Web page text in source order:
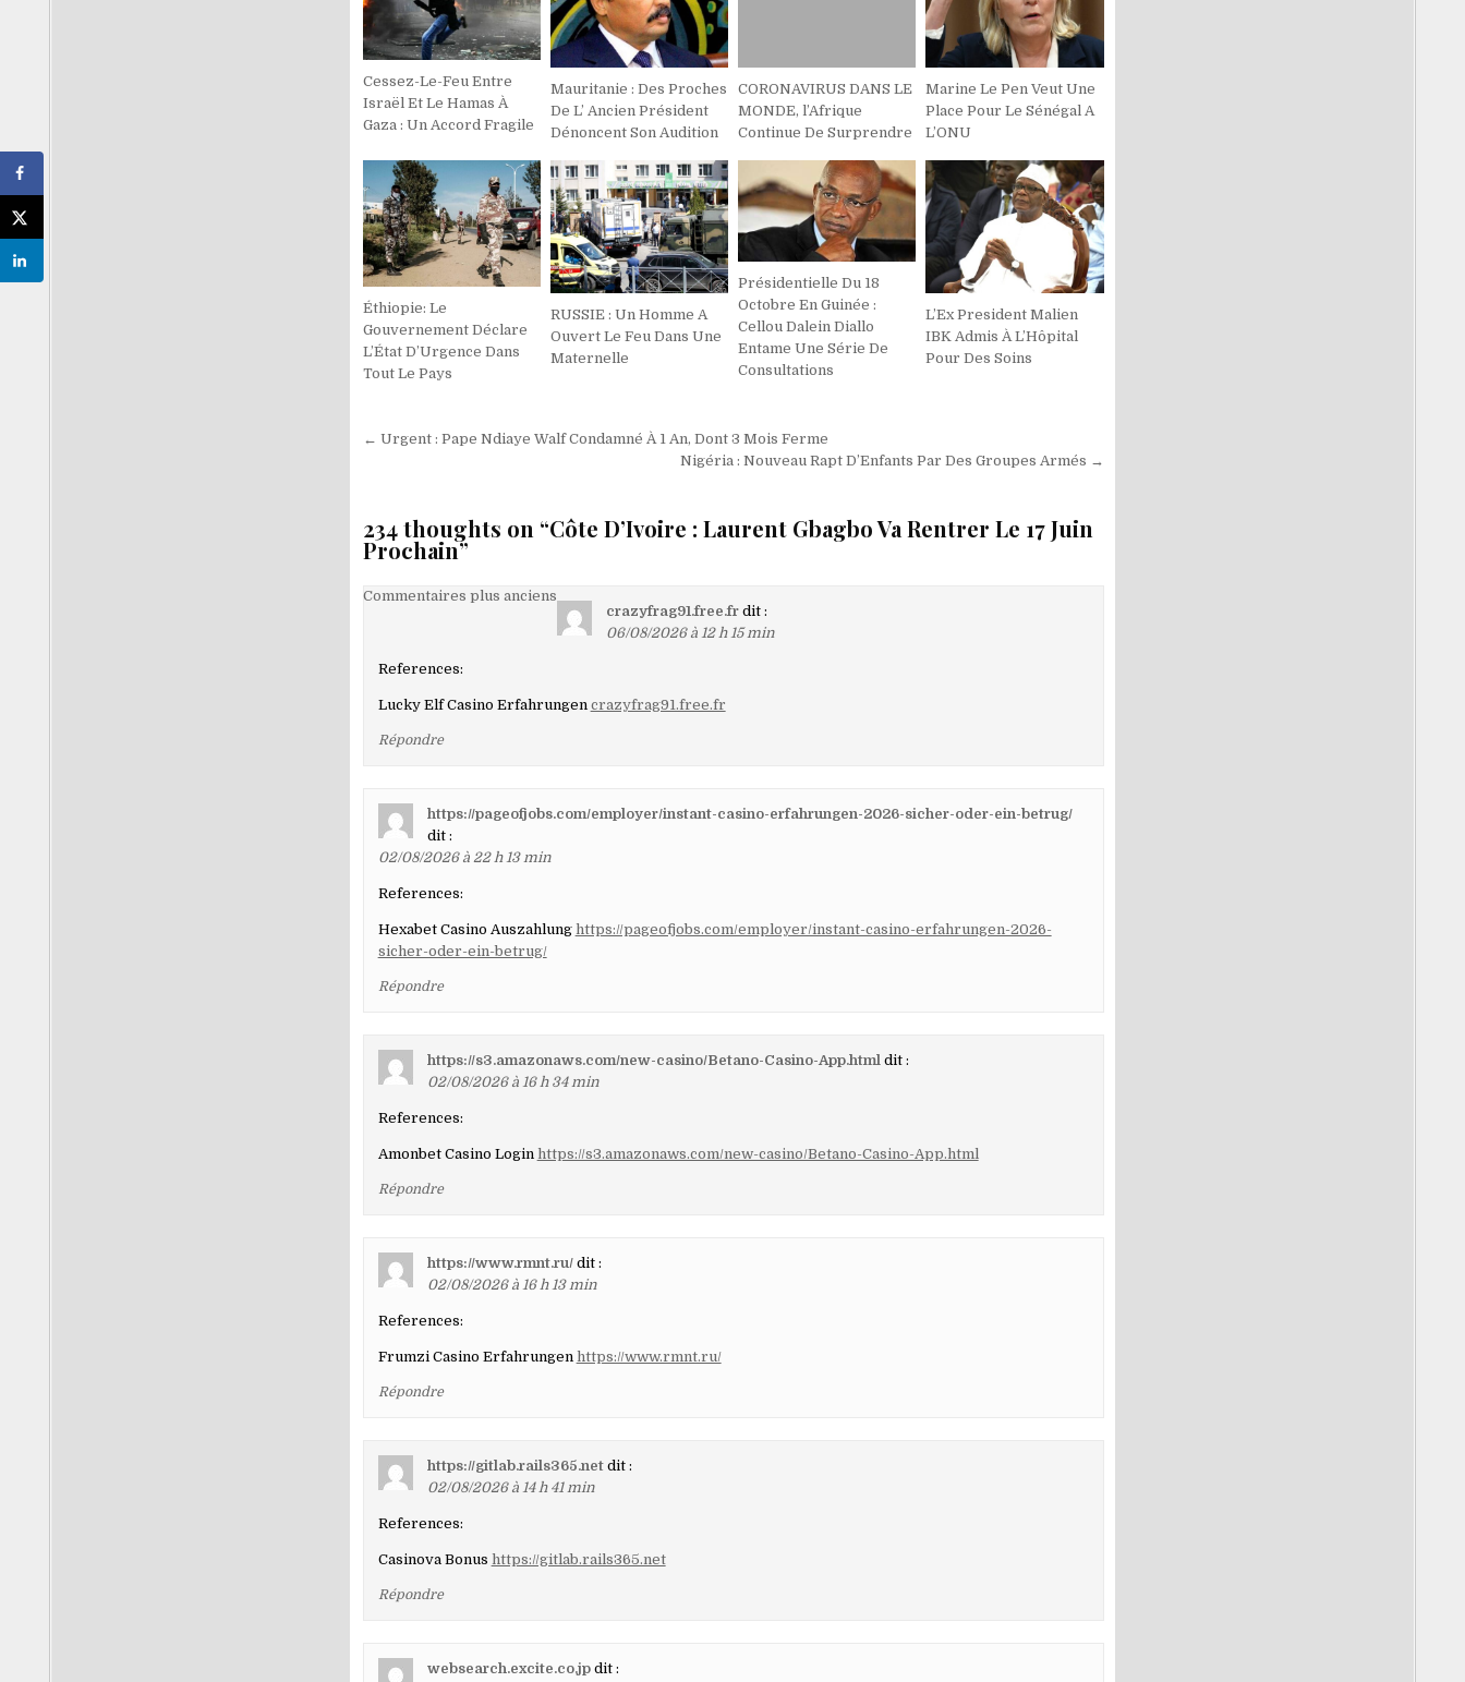
Cessez-Le-Feu Entre
Israël Et Le Hamas À
Gaza : Un Accord Fragile
Mauritanie : Des Proches
De L’ Ancien Président
Dénoncent Son Audition
CORONAVIRUS DANS LE
MONDE, l’Afrique
Continue De Surprendre
Marine Le Pen Veut Une
Place Pour Le Sénégal A
L’ONU
Éthiopie: Le
Gouvernement Déclare
L’État D’Urgence Dans
Tout Le Pays
RUSSIE : Un Homme A
Ouvert Le Feu Dans Une
Maternelle
Présidentielle Du 18
Octobre En Guinée :
Cellou Dalein Diallo
Entame Une Série De
Consultations
L’Ex President Malien
IBK Admis À L’Hôpital
Pour Des Soins
Navigation
← Urgent : Pape Ndiaye Walf Condamné À 1 An, Dont 3 Mois Ferme
Nigéria : Nouveau Rapt D’Enfants Par Des Groupes Armés →
234 thoughts on “Côte D’Ivoire : Laurent Gbagbo Va Rentrer Le 17 Juin
Prochain”
Navigation
les
commentaires
Commentaires plus anciens
crazyfrag91.free.fr dit :
06/08/2026 à 12 h 15 min
References:
Lucky Elf Casino Erfahrungen crazyfrag91.free.fr
Répondre
https://pageofjobs.com/employer/instant-casino-erfahrungen-2026-sicher-oder-ein-betrug/
dit :
02/08/2026 à 22 h 13 min
References:
Hexabet Casino Auszahlung https://pageofjobs.com/employer/instant-casino-erfahrungen-2026-
sicher-oder-ein-betrug/
Répondre
https://s3.amazonaws.com/new-casino/Betano-Casino-App.html dit :
02/08/2026 à 16 h 34 min
References:
Amonbet Casino Login https://s3.amazonaws.com/new-casino/Betano-Casino-App.html
Répondre
https://www.rmnt.ru/ dit :
02/08/2026 à 16 h 13 min
References:
Frumzi Casino Erfahrungen https://www.rmnt.ru/
Répondre
https://gitlab.rails365.net dit :
02/08/2026 à 14 h 41 min
References:
Casinova Bonus https://gitlab.rails365.net
Répondre
websearch.excite.co.jp dit :